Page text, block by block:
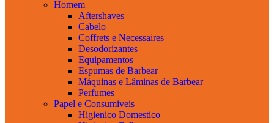
Homem
Aftershaves
Cabelo
Coffrets e Necessaires
Desodorizantes
Equipamentos
Espumas de Barbear
Máquinas e Lâminas de Barbear
Perfumes
Papel e Consumiveis
Higienico Domestico